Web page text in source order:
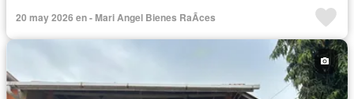
20 may 2026 en - Mari Angel Bienes RaÃ­ces